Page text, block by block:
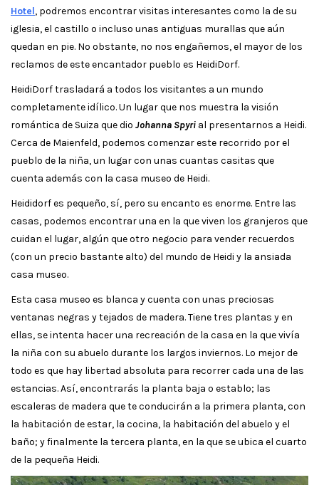
Hotel, podremos encontrar visitas interesantes como la de su
iglesia, el castillo o incluso unas antiguas murallas que aún
quedan en pie. No obstante, no nos engañemos, el mayor de los
reclamos de este encantador pueblo es HeidiDorf.
HeidiDorf trasladará a todos los visitantes a un mundo
completamente idílico. Un lugar que nos muestra la visión
romántica de Suiza que dio Johanna Spyri al presentarnos a Heidi.
Cerca de Maienfeld, podemos comenzar este recorrido por el
pueblo de la niña, un lugar con unas cuantas casitas que
cuenta además con la casa museo de Heidi.
Heididorf es pequeño, sí, pero su encanto es enorme. Entre las
casas, podemos encontrar una en la que viven los granjeros que
cuidan el lugar, algún que otro negocio para vender recuerdos
(con un precio bastante alto) del mundo de Heidi y la ansiada
casa museo.
Esta casa museo es blanca y cuenta con unas preciosas
ventanas negras y tejados de madera. Tiene tres plantas y en
ellas, se intenta hacer una recreación de la casa en la que vivía
la niña con su abuelo durante los largos inviernos. Lo mejor de
todo es que hay libertad absoluta para recorrer cada una de las
estancias. Así, encontrarás la planta baja o establo; las
escaleras de madera que te conducirán a la primera planta, con
la habitación de estar, la cocina, la habitación del abuelo y el
baño; y finalmente la tercera planta, en la que se ubica el cuarto
de la pequeña Heidi.